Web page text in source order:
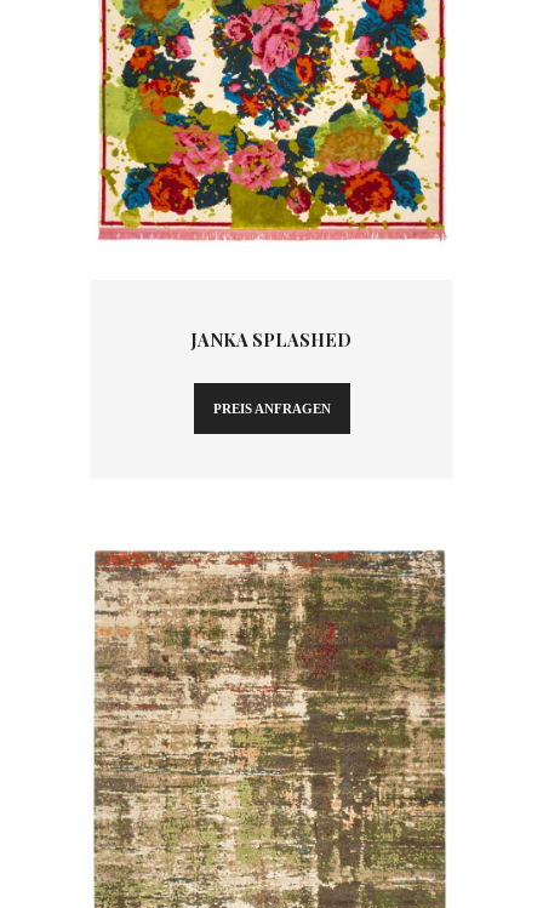
JANKA SPLASHED
PREIS ANFRAGEN